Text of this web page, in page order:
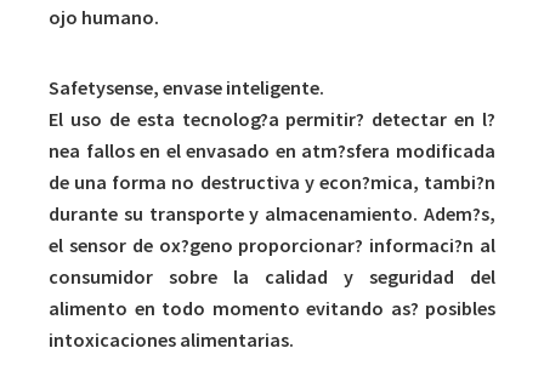
ojo humano.
Safetysense, envase inteligente.
El uso de esta tecnolog?a permitir? detectar en l?
nea fallos en el envasado en atm?sfera modificada
de una forma no destructiva y econ?mica, tambi?n
durante su transporte y almacenamiento. Adem?s,
el sensor de ox?geno proporcionar? informaci?n al
consumidor sobre la calidad y seguridad del
alimento en todo momento evitando as? posibles
intoxicaciones alimentarias.